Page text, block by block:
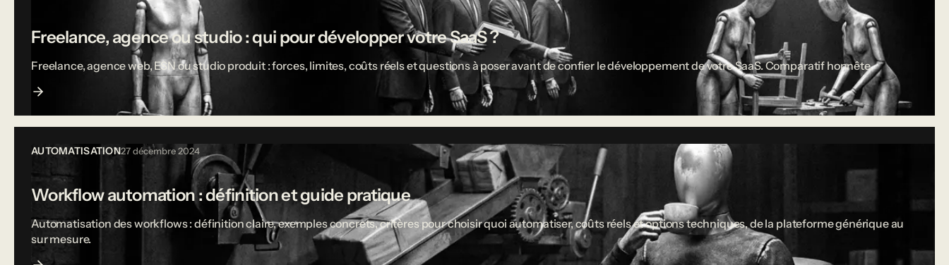
Freelance, agence ou studio : qui pour développer votre SaaS ?
Freelance, agence web, ESN ou studio produit : forces, limites, coûts réels et questions à poser avant de confier le développement de votre SaaS. Comparatif honnête.
AUTOMATISATION27 décembre 2024
Workflow automation : définition et guide pratique
Automatisation des workflows : définition claire, exemples concrets, critères pour choisir quoi automatiser, coûts réels et options techniques, de la plateforme générique au
sur mesure.